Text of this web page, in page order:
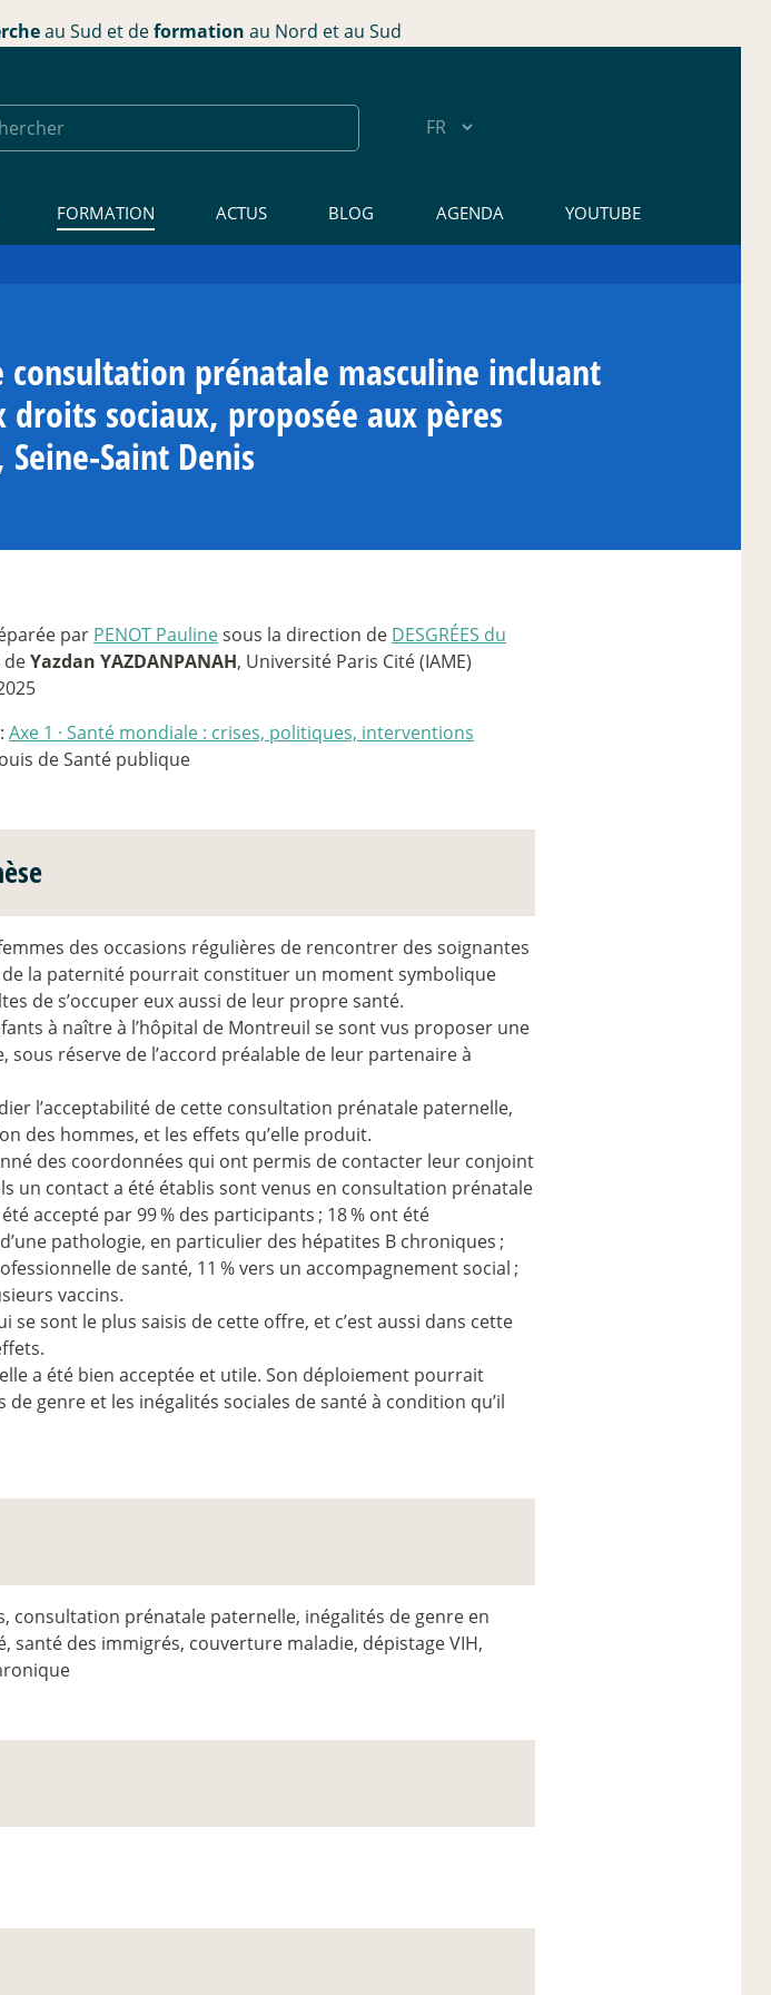
au Sud et deformation au Nord et au Sud
FORMATION ACTUS BLOG AGENDA YOUTUBE
prénatale masculine incluant
sociaux, proposée aux pères
Saint Denis
par PENOT Paulinesous la direction de DESGRÉES du
deYazdan YAZDANPANAH, Université Paris Cité (IAME)
: Axe 1 · Santé mondiale : crises, politiques, interventions
de Santé publique
des occasions régulières de rencontrer des soignantes
de la paternité pourrait constituer un moment symbolique
de s’occuper eux aussi de leur propre santé.
à naître à l’hôpital de Montreuil se sont vus proposer une
réserve de l’accord préalable de leur partenaire à
l’acceptabilité de cette consultation prénatale paternelle,
des hommes, et les effets qu’elle produit.
des coordonnées qui ont permis de contacter leur conjoint
un contact a été établis sont venus en consultation prénatale
accepté par 99% des participants ; 18% ont été
pathologie, en particulier des hépatites B chroniques ;
de santé, 11 % vers un accompagnement social ;
vaccins.
se sont le plus saisis de cette offre, et c’est aussi dans cette
a été bien acceptée et utile. Son déploiement pourrait
genre et les inégalités sociales de santé à condition qu’il
consultation prénatale paternelle, inégalités de genre en
santé des immigrés, couverture maladie, dépistage VIH,